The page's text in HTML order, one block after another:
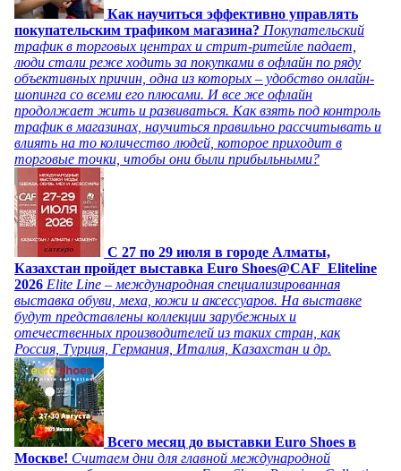
Как научиться эффективно управлять
покупательским трафиком магазина? Покупательский
трафик в торговых центрах и стрит-ритейле падает,
люди стали реже ходить за покупками в офлайн по ряду
объективных причин, одна из которых – удобство онлайн-
шопинга со всеми его плюсами. И все же офлайн
продолжает жить и развиваться. Как взять под контроль
трафик в магазинах, научиться правильно рассчитывать и
влиять на то количество людей, которое приходит в
торговые точки, чтобы они были прибыльными?
C 27 по 29 июля в городе Алматы,
Казахстан пройдет выставка Euro Shoes@CAF_Eliteline
2026 Elite Line – международная специализированная
выставка обуви, меха, кожи и аксессуаров. На выставке
будут представлены коллекции зарубежных и
отечественных производителей из таких стран, как
Россия, Турция, Германия, Италия, Казахстан и др.
Всего месяц до выставки Euro Shoes в
Москве! Считаем дни для главной международной